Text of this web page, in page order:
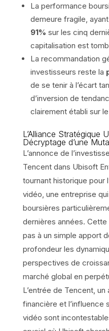
La performance
demeure fragile,
91% sur les cinq
capitalisation est
La recommandation
investisseurs reste la
de se tenir à l’écart
d’inversion de
clairement établi sur
L’Alliance Stratégique
Décryptage d’une
L’annonce de
Tencent dans Ubisoft
tournant historique pour
vidéo, une entreprise
boursières
dernières années.
pas à un simple apport
profondeur les
perspectives de
marché global en
L’entrée de Tencent,
financière et l’influence
vidéo sont